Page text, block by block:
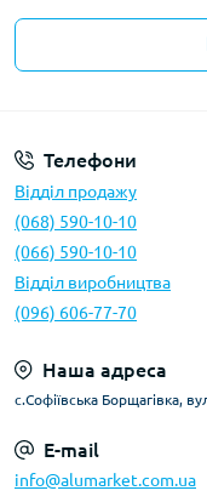
Телефони
Відділ продажу
(068) 590-10-10
(066) 590-10-10
Відділ виробництва
(096) 606-77-70
Наша адреса
с.Софіївська Борщагівка,
E-mail
info@alumarket.com.ua